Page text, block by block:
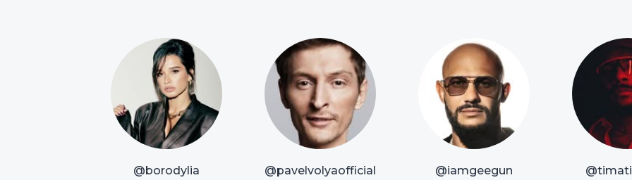
@borodylia @pavelvolyaofficial @iamgeegun